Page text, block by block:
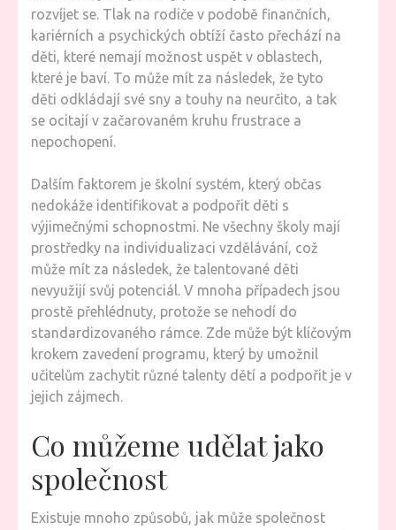
rozvíjet se. Tlak na rodiče v podobě finančních,
kariérních a psychických obtíží často přechází na
děti, které nemají možnost uspět v oblastech,
které je baví. To může mít za následek, že tyto
děti odkládají své sny a touhy na neurčito, a tak
se ocitají v začarovaném kruhu frustrace a
nepochopení.
Dalším faktorem je školní systém, který občas
nedokáže identifikovat a podpořit děti s
výjimečnými schopnostmi. Ne všechny školy mají
prostředky na individualizaci vzdělávání, což
může mít za následek, že talentované děti
nevyužijí svůj potenciál. V mnoha případech jsou
prostě přehlédnuty, protože se nehodí do
standardizovaného rámce. Zde může být klíčovým
krokem zavedení programu, který by umožnil
učitelům zachytit různé talenty dětí a podpořit je v
jejich zájmech.
Co můžeme udělat jako
společnost
Existuje mnoho způsobů, jak může společnost